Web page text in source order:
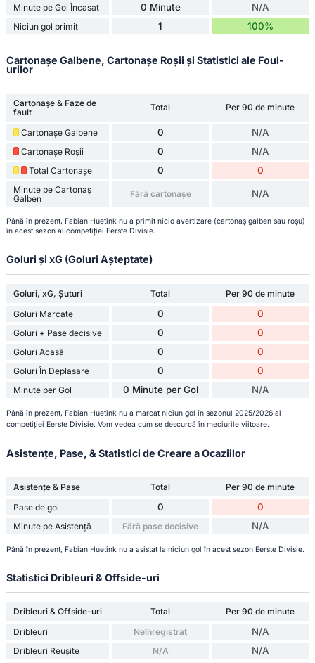
Minute pe Gol Încasat 0 Minute N/A
Niciun gol primit 1 100%
Cartonașe Galbene, Cartonașe Roșii și Statistici ale Foul-
urilor
Cartonașe & Faze de
fault
Total Per 90 de minute
Cartonașe Galbene 0 N/A
Cartonașe Roșii 0 N/A
Total Cartonașe 0 0
Minute pe Cartonaș
Galben
Fără cartonașe N/A
Până în prezent, Fabian Huetink nu a primit nicio avertizare (cartonaș galben sau roșu)
în acest sezon al competiției Eerste Divisie.
Goluri și xG (Goluri Așteptate)
Goluri, xG, Șuturi Total
Per 90 de minute
Goluri Marcate
0 0
Goluri + Pase decisive 0 0
Goluri Acasă 0 0
Goluri În Deplasare 0 0
Minute per Gol 0 Minute per Gol N/A
Până în prezent, Fabian Huetink nu a marcat niciun gol în sezonul 2025/2026 al
competiției Eerste Divisie. Vom vedea cum se descurcă în meciurile viitoare.
Asistențe, Pase, & Statistici de Creare a Ocaziilor
Asistențe & Pase Total
Per 90 de minute
Pase de gol
0 0
Minute pe Asistență Fără pase decisive N/A
Până în prezent, Fabian Huetink nu a asistat la niciun gol în acest sezon Eerste Divisie.
Statistici Dribleuri & Offside-uri
Dribleuri & Offside-uri Total
Per 90 de minute
Dribleuri
Neînregistrat N/A
Dribleuri Reușite N/A N/A